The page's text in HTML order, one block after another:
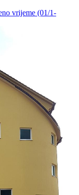
vrijeme (01/1-